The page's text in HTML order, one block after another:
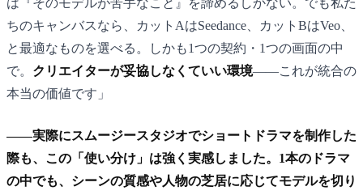
は『そのモデルが苦手なこと』を諦めるしかない。でも私た
ちのキャンバスなら、カットAはSeedance、カットBはVeo、
と最適なものを選べる。しかも1つの契約・1つの画面の中
で。 クリエイターが妥協しなくていい環境——これが統合の
本当の価値です」
——実際にスムージースタジオでショートドラマを制作した
際も、この「使い分け」は強く実感しました。1本のドラマ
の中でも、シーンの質感や人物の芝居に応じてモデルを切り